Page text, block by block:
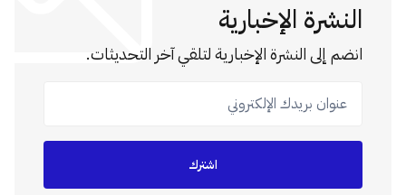
النشرة الإخبارية
انضم إلى النشرة الإخبارية لتلقي آخر التحديثات.
عنوان بريدك الإلكتروني
اشترك